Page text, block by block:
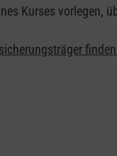
Kurses vorlegen,